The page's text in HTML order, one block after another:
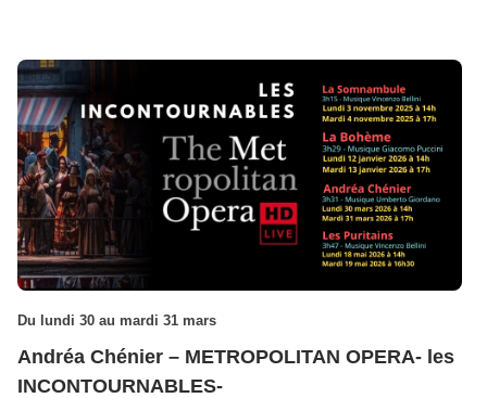
Du lundi 30 au mardi 31 mars
Andréa Chénier – METROPOLITAN OPERA- les
INCONTOURNABLES-